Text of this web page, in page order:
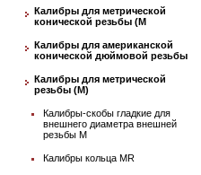
Калибры для метрической
конической резьбы (М
Калибры для американской
конической дюймовой резьбы
Калибры для метрической
резьбы (М)
Калибры-скобы гладкие для
внешнего диаметра внешней
резьбы М
Калибры кольца MR